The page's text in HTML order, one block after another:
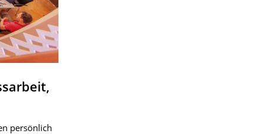
persönlich